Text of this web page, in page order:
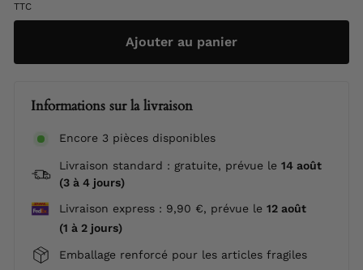
TTC
Ajouter au panier
Informations sur la livraison
Encore 3 pièces disponibles
Livraison standard : gratuite, prévue le 14 août
(3 à 4 jours)
Livraison express : 9,90 €, prévue le 12 août
(1 à 2 jours)
Emballage renforcé pour les articles fragiles